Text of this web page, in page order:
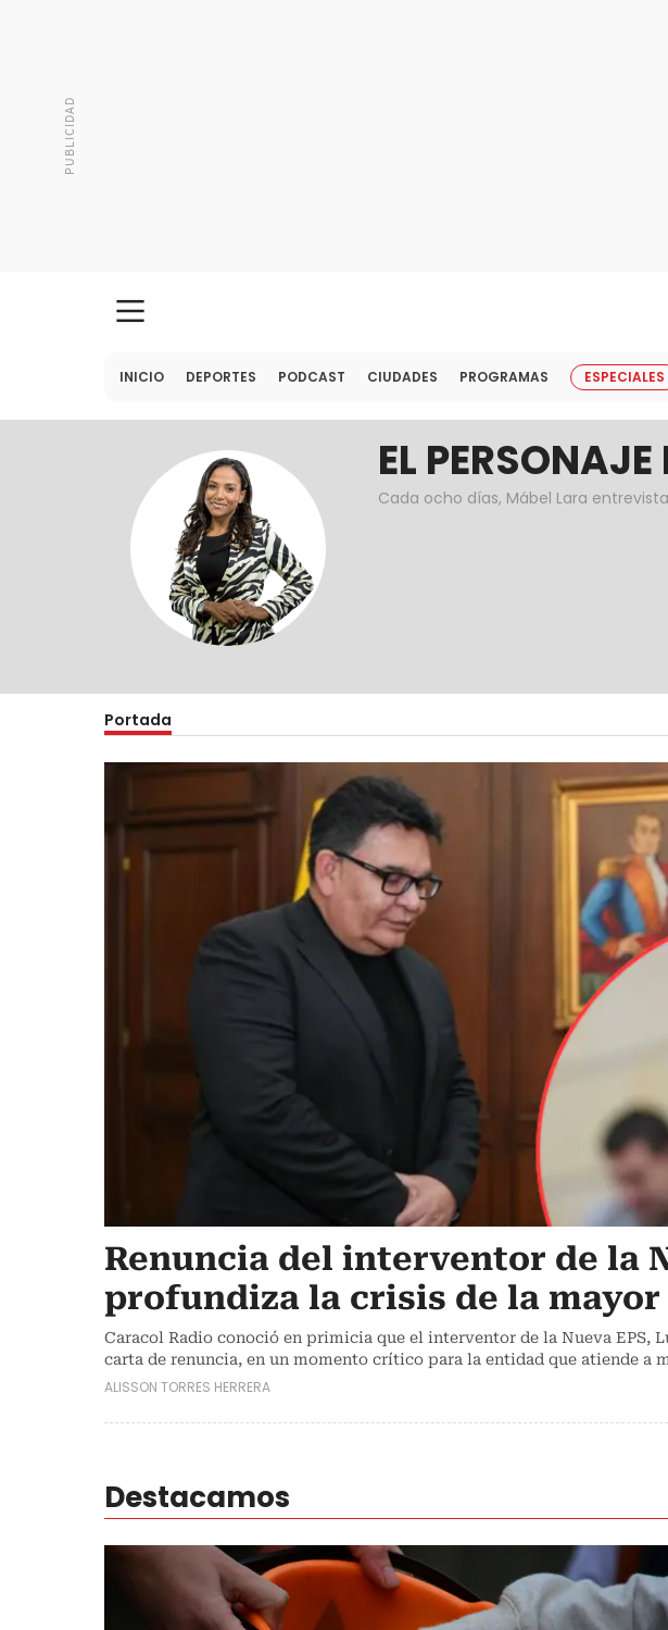
INICIO DEPORTES PODCAST CIUDADES PROGRAMAS ESPECIALES
EL
Cada ocho días, Mábel Lara
Portada
Renuncia del interventor de la
profundiza la crisis de la mayor
Caracol Radio conoció en primicia que el interventor de la Nueva EPS,
carta de renuncia, en un momento crítico para la entidad que atiende a
ALISSON TORRES HERRERA
Destacamos